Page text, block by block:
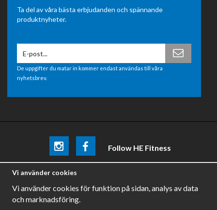
Ta del av våra bästa erbjudanden och spännande
produktnyheter.
De uppgifter du matar in kommer endast användas till våra
nyhetsbrev.
Follow HE Fitness
Be the firstto know aboutpromotions, news and training
Vi använder cookies
Vi använder cookies för funktion på sidan, analys av data
och marknadsföring.